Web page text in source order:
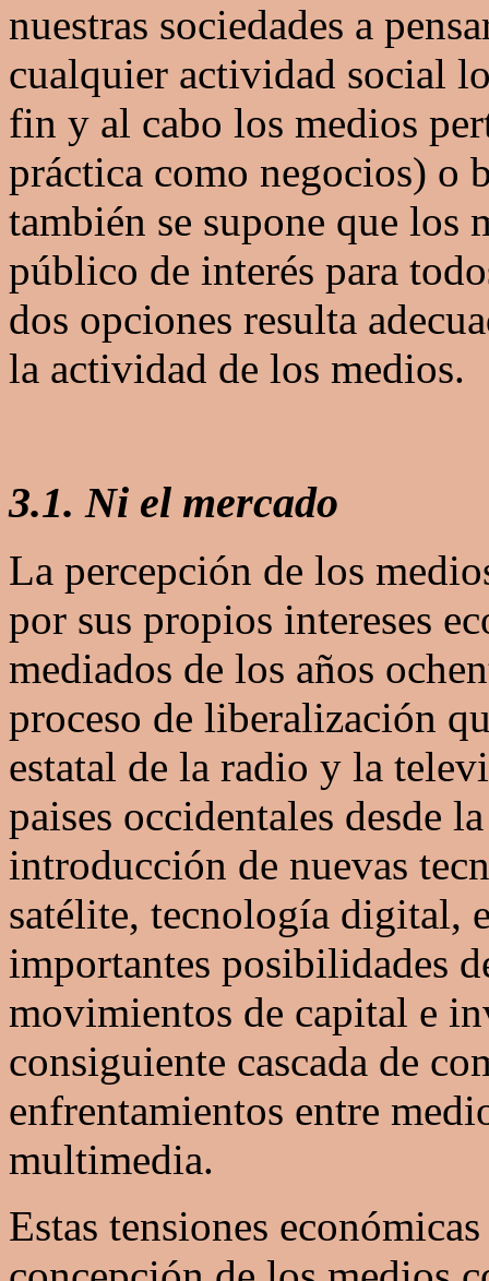
nuestras sociedades a
cualquier actividad social
fin y al cabo los medios
práctica como negocios) o
también se supone que los
público de interés para
dos opciones resulta
la actividad de los medios.
3.1. Ni el mercado
La percepción de los
por sus propios intereses
mediados de los años
proceso de liberalización
estatal de la radio y la
paises occidentales desde
introducción de nuevas
satélite, tecnología digital,
importantes posibilidades
movimientos de capital e
consiguiente cascada de
enfrentamientos entre
multimedia.
Estas tensiones